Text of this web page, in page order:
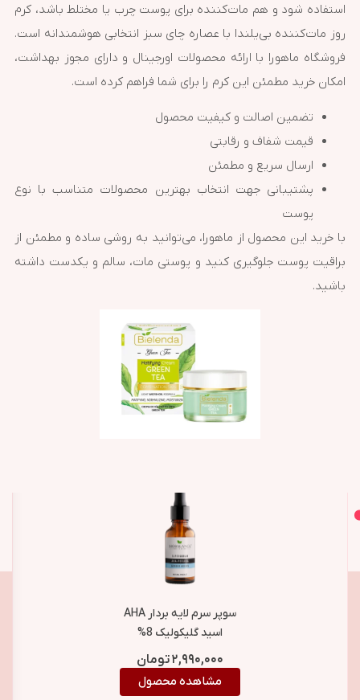
استفاده شود و هم مات‌کننده برای پوست چرب یا مختلط باشد، کرم
روز مات‌کننده بی‌یلندا با عصاره چای سبز انتخابی هوشمندانه است.
فروشگاه ماهورا با ارائه محصولات اورجینال و دارای مجوز بهداشت،
امکان خرید مطمئن این کرم را برای شما فراهم کرده است.
تضمین اصالت و کیفیت محصول
قیمت شفاف و رقابتی
ارسال سریع و مطمئن
پشتیبانی جهت انتخاب بهترین محصولات متناسب با نوع
پوست
با خرید این محصول از ماهورا، می‌توانید به روشی ساده و مطمئن از
براقیت پوست جلوگیری کنید و پوستی مات، سالم و یکدست داشته
باشید.
محصولات مشابه
سوپر سرم لایه بردار AHA
اسید گلیکولیک 8%
بیوبالانس BioBalance
AHA Peeling Glycolic
Acid 8% Super Serum
۲,۹۹۰,۰۰۰تومان
مشاهده محصول